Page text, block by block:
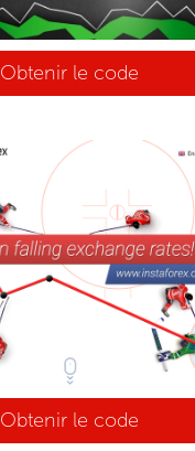
Obtenir le code
Obtenir le code